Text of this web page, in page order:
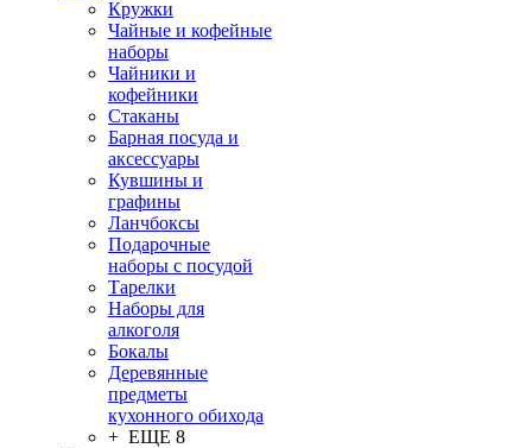
Кружки
Чайные и кофейные
наборы
Чайники и
кофейники
Стаканы
Барная посуда и
аксессуары
Кувшины и
графины
Ланчбоксы
Подарочные
наборы с посудой
Тарелки
Наборы для
алкоголя
Бокалы
Деревянные
предметы
кухонного обихода
+ ЕЩЕ 8